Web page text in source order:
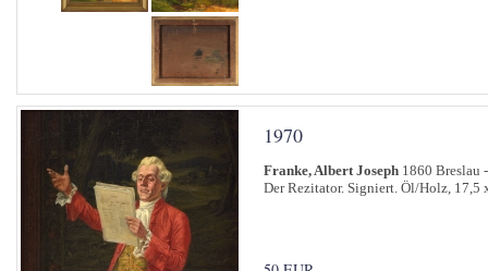
1970
Franke, Albert Joseph 1860 Breslau
Der Rezitator. Signiert. Öl/Holz, 17,5